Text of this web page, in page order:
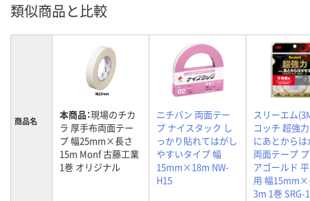
類似商品と比較
商品名 本商品：現場のチカ
ラ 厚手布両面テー
プ 幅25mm×長さ
15m Monf 古藤工業
1巻 オリジナル
ニチバン 両面テー
プ ナイスタック し
っかり貼れてはがし
やすいタイプ 幅
15mm×18m NW-
H15
スリーエム
コッチ 超強
にあとから
両面テープ
アゴールド
用 幅15mm×
3m 1巻 SRG-